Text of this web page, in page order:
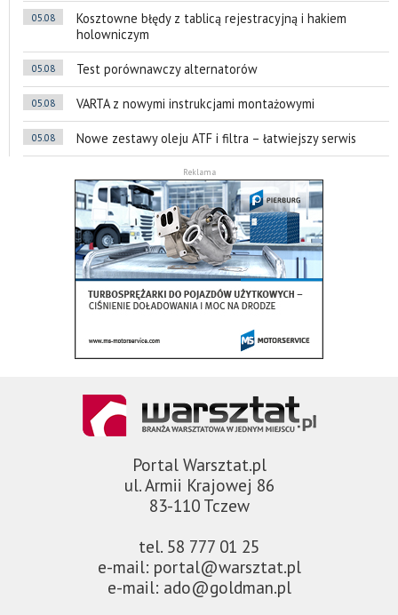
05.08
Kosztowne błędy z tablicą rejestracyjną i hakiem
holowniczym
05.08 Test porównawczy alternatorów
05.08 VARTA z nowymi instrukcjami montażowymi
05.08 Nowe zestawy oleju ATF i filtra – łatwiejszy serwis
Reklama
Portal Warsztat.pl
ul. Armii Krajowej 86
83-110 Tczew
tel. 58 777 01 25
e-mail: portal@warsztat.pl
e-mail: ado@goldman.pl